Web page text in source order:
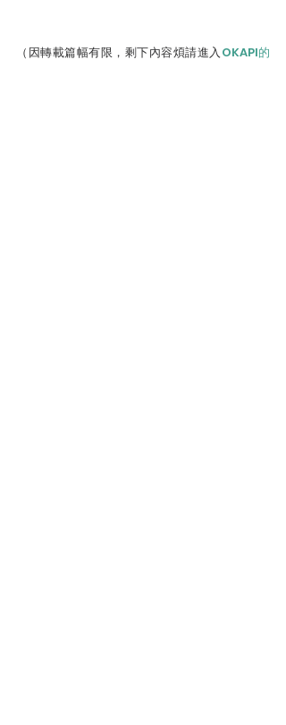
（因轉載篇幅有限，剩下內容煩請進入OKAPI的